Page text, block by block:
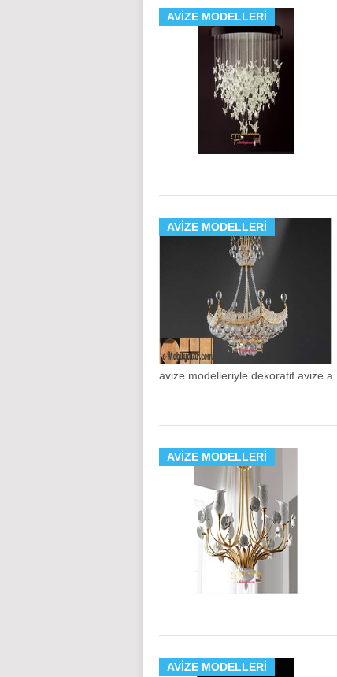
AVIZE MODELLERI
AVIZE MODELLERI
avize modelleriyle dekoratif avize a...
AVIZE MODELLERI
AVIZE MODELLERI